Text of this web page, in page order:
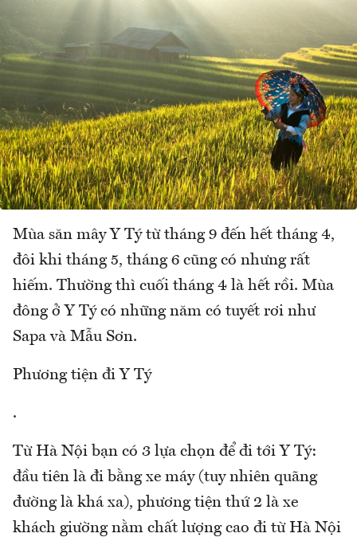
Mùa săn mây Y Tý từ tháng 9 đến hết tháng 4,
đôi khi tháng 5, tháng 6 cũng có nhưng rất
hiếm. Thường thì cuối tháng 4 là hết rồi. Mùa
đông ở Y Tý có những năm có tuyết rơi như
Sapa và Mẫu Sơn.
Phương tiện đi Y Tý
.
Từ Hà Nội bạn có 3 lựa chọn để đi tới Y Tý:
đầu tiên là đi bằng xe máy (tuy nhiên quãng
đường là khá xa), phương tiện thứ 2 là xe
khách giường nằm chất lượng cao đi từ Hà Nội